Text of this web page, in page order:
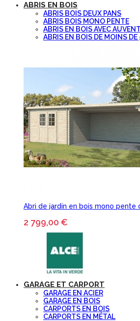
ABRIS EN BOIS
ABRIS BOIS DEUX PANS
ABRIS BOIS MONO PENTE
ABRIS EN BOIS AVEC AUVENT
ABRIS EN BOIS DE MOINS DE
Abri de jardin en bois mono pente
2 799,00 €
GARAGE ET CARPORT
GARAGE EN ACIER
GARAGE EN BOIS
CARPORTS EN BOIS
CARPORTS EN MÉTAL